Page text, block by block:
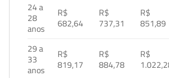
24 a
28
anos
R$
682,64
R$
737,31
R$
851,89
29 a
33
anos
R$
819,17
R$
884,78
R$